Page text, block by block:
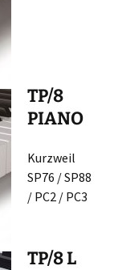
TP/8
PIANO
Kurzweil
SP76 / SP88
/ PC2 / PC3
TP/8 L